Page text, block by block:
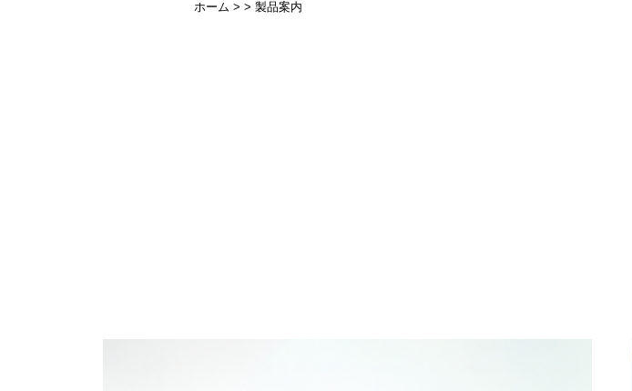
ホーム > > 製品案内